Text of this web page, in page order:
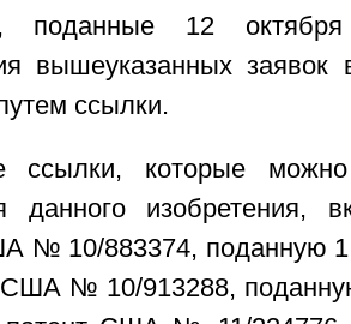
поданные 12
вышеуказанных
ссылки.
ссылки, которые
данного изобретения,
№ 10/883374, поданную 1
США № 10/913288,